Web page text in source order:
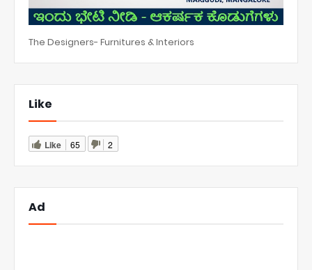
The Designers- Furnitures & Interiors
Like
Like 65 2
Ad